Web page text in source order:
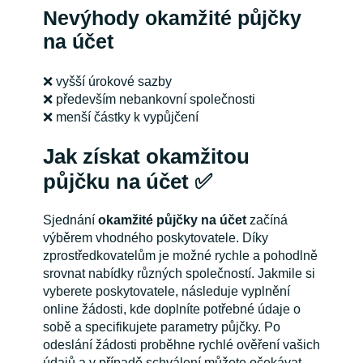
Nevýhody okamžité půjčky
na účet
❌ vyšší úrokové sazby
❌ především nebankovní společnosti
❌ menší částky k vypůjčení
Jak získat okamžitou
půjčku na účet ✅
Sjednání okamžité půjčky na účetzačíná
výběrem vhodného poskytovatele. Díky
zprostředkovatelům je možné rychle a pohodlně
srovnat nabídky různých společností. Jakmile si
vyberete poskytovatele, následuje vyplnění
online žádosti, kde doplníte potřebné údaje o
sobě a specifikujete parametry půjčky. Po
odeslání žádosti proběhne rychlé ověření vašich